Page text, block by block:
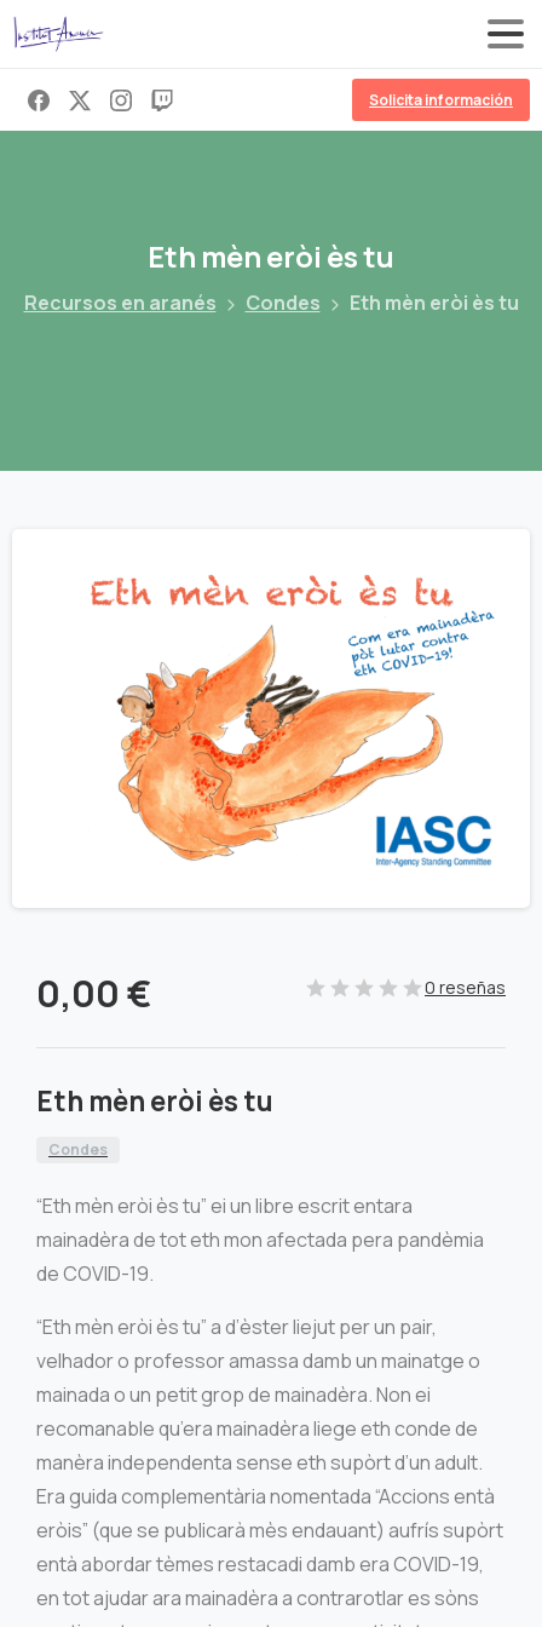
Solicita información
Eth mèneròi èstu
Recursos en aranés Condes Eth mèn eròi ès tu
0,00€ 0 reseñas
Eth mèn eròi ès tu
Condes
“Eth mèn eròi ès tu” ei un libre escrit entara
mainadèra de tot eth mon afectada pera pandèmia
de COVID-19.
“Eth mèn eròi ès tu” a d’èster liejut per un pair,
velhador o professor amassa damb un mainatge o
mainada o un petit grop de mainadèra. Non ei
recomanable qu’era mainadèra liege eth conde de
manèra independenta sense eth supòrt d’un adult.
Era guida complementària nomentada “Accions entà
eròis” (que se publicarà mès endauant) aufrís supòrt
entà abordar tèmes restacadi damb era COVID-19,
en tot ajudar ara mainadèra a contrarotlar es sòns